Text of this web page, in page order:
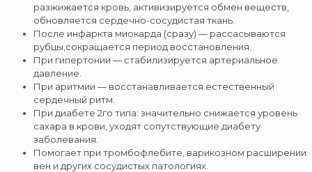
разжижается кровь, активизируется обмен веществ,
обновляется сердечно-сосудистая ткань.
После инфаркта миокарда (сразу) — рассасываются
рубцы,сокращается период восстановления.
При гипертонии — стабилизируется артериальное
давление.
При аритмии — восстанавливается естественный
сердечный ритм.
При диабете 2го типа: значительно снижается уровень
сахара в крови, уходят сопутствующие диабету
заболевания.
Помогает при тромбофлебите, варикозном расширении
вен и других сосудистых патологиях.